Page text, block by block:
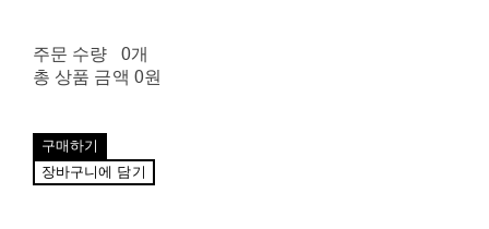
주문 수량
0개
총 상품 금액 0원
구매하기
장바구니에 담기